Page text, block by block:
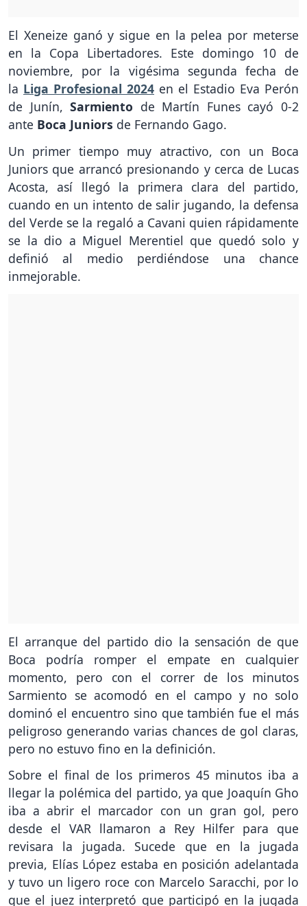
El Xeneize ganó y sigue en la pelea por meterse
en la Copa Libertadores. Este domingo 10 de
noviembre, por la vigésima segunda fecha de
la Liga Profesional 2024 en el Estadio Eva Perón
de Junín,Sarmiento de Martín Funes cayó 0-2
ante Boca Juniors de Fernando Gago.
Un primer tiempo muy atractivo, con un Boca
Juniors que arrancó presionando y cerca de Lucas
Acosta, así llegó la primera clara del partido,
cuando en un intento de salir jugando, la defensa
del Verde se la regaló a Cavani quien rápidamente
se la dio a Miguel Merentiel que quedó solo y
definió al medio perdiéndose una chance
inmejorable.
El arranque del partido dio la sensación de que
Boca podría romper el empate en cualquier
momento, pero con el correr de los minutos
Sarmiento se acomodó en el campo y no solo
dominó el encuentro sino que también fue el más
peligroso generando varias chances de gol claras,
pero no estuvo fino en la definición.
Sobre el final de los primeros 45 minutos iba a
llegar la polémica del partido, ya que Joaquín Gho
iba a abrir el marcador con un gran gol, pero
desde el VAR llamaron a Rey Hilfer para que
revisara la jugada. Sucede que en la jugada
previa, Elías López estaba en posición adelantada
y tuvo un ligero roce con Marcelo Saracchi, por lo
que el juez interpretó que participó en la jugada